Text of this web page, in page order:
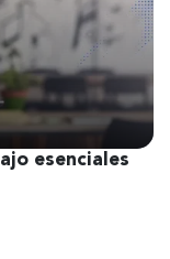
esenciales